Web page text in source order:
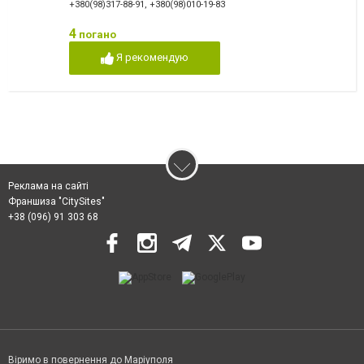
+380(98)317-88-91 , +380(98)010-19-83
4 погано
Я рекомендую
Реклама на сайті
Франшиза "CitySites"
+38 (096) 91 303 68
Віримо в повернення до Маріуполя